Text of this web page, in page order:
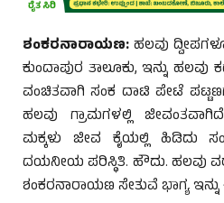
ಶಂಕರನಾರಾಯಣ:ಹಲವು
ಕುಂದಾಪುರ ತಾಲೂಕು, ಇನ್ನು
ವಂಚಿತವಾಗಿ ಸಂಕ ದಾಟಿ ಪೇಟೆ
ಹಲವು ಗ್ರಾಮಗಳಲ್ಲಿ
ಮಕ್ಕಳು ಜೀವ ಕೈಯಲ್ಲಿ ಹಿಡಿದು
ದಯನೀಯ ಪರಿಸ್ಥಿತಿ. ಹೌದು. ಹಲವು
ಶಂಕರನಾರಾಯಣ ಸೇತುವೆ ಭಾಗ್ಯ